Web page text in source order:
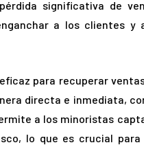
significativa de
a los clientes y
para recuperar
directa e inmediata,
a los minoristas
lo que es crucial